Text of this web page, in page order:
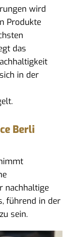
wird
Produkte
das
in der
Berli
nachhaltige
führend in der
sein.